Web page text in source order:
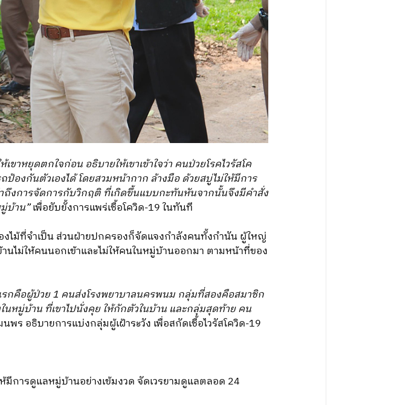
าหยุดตกใจก่อน อธิบายให้เขาเข้าใจว่า คนป่วยโรคไวรัสโค
องกันตัวเองได้ โดยสวมหน้ากาก ล้างมือ ด้วยสบู่ไม่ให้มีการ
งการจัดการกับวิกฤติ ที่เกิดขึ้นแบบกะทันหันจากนั้นจึงมีคำสั่ง
บ้าน”เพื่อยับยั้งการแพร่เชื้อโควิด-19 ในทันที
ไม้ที่จำเป็น ส่วนฝ่ายปกครองก็จัดแจงกำลังคนทั้งกำนัน ผู้ใหญ่
ไม่ให้คนนอกเข้าและไม่ให้คนในหมู่บ้านออกมา ตามหน้าที่ของ
กคือผู้ป่วย 1 คนส่งโรงพยาบาลนครพนม กลุ่มที่สองคือสมาชิก
หมู่บ้าน ที่เขาไปนั่งคุย ให้กักตัวในบ้าน และกลุ่มสุดท้าย คน
พร อธิบายการแบ่งกลุ่มผู้เฝ้าระวัง เพื่อสกัดเชื้อไวรัสโควิด-19
การดูแลหมู่บ้านอย่างเข้มงวด จัดเวรยามดูแลตลอด 24